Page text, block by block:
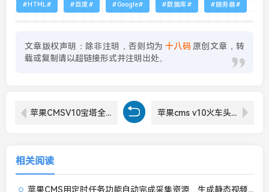
HTML 百度 Google 数据库 服务器
文章版权声明：除非注明，否则均为 十八码 原创文章，转
载或复制请以超链接形式并注明出处。
苹果CMSV10宝塔全自动定时采集图文教程 苹果cms v10火车头批量采集规则入库视频教程
相关阅读
苹果CMS用定时任务功能自动完成采集资源、生成静态视频文章等操作